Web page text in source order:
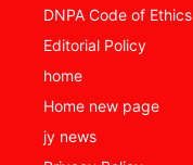
DNPA Code of Ethics
Editorial Policy
home
Home new page
jy news